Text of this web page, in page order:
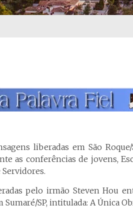
liberadas em São Roque/
as conferências de jovens,
pelo irmão Steven Hou
SP, intitulada: A Única